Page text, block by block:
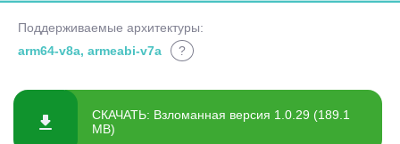
Поддерживаемые архитектуры:
arm64-v8a, armeabi-v7a
?
СКАЧАТЬ: Взломанная версия 1.0.29 (189.1
MB)